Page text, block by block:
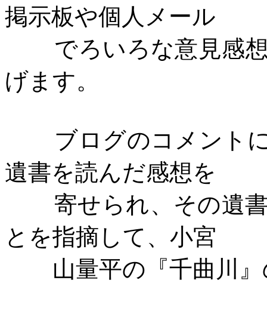
掲示板や個人メール
でろいろな意見感
げます。
ブログのコメント
遺書を読んだ感想を
寄せられ、その遺
とを指摘して、小宮
山量平の『千曲川